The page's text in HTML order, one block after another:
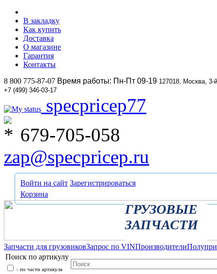
В закладку
Как купить
Доставка
О магазине
Гарантия
Контакты
8 800 775-87-07 Время работы: Пн-Пт 09-19 127018, Москва,
+7 (499) 346-03-17
specpricep77
679-705-058
zap@specpricep.ru
Войти на сайт Зарегистрироваться
Корзина
ГРУЗОВЫЕ
ЗАПЧАСТИ
Запчасти для грузовиковЗапрос по VINПроизводители
Поиск по артикулу
- по части артикула